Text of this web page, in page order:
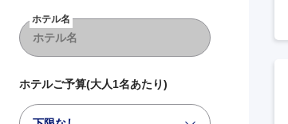
ホテル名
ホテルご予算(大人1名あたり)